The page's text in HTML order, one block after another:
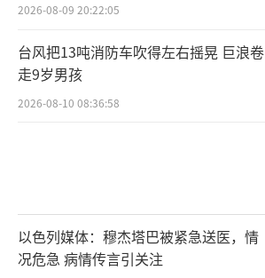
2026-08-09 20:22:05
台风把13吨消防车吹得左右摇晃 巨浪卷
走9岁男孩
2026-08-10 08:36:58
以色列媒体：穆杰塔巴被紧急送医，情
况危急 病情传言引关注